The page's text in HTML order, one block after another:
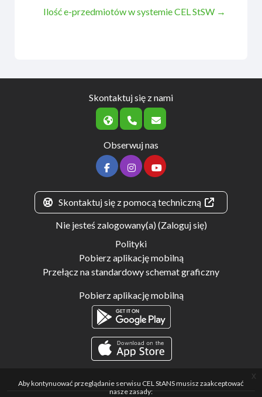
Aby kontynuować przeglądanie serwisu CEL StANS musisz zaakceptować
nasze zasady:
x
Ilość e-przedmiotów w systemie CEL StSW →
Skontaktuj się z nami
Obserwuj nas
Skontaktuj się z pomocą techniczną
Nie jesteś zalogowany(a) (Zaloguj się)
Polityki
Pobierz aplikację mobilną
Przełącz na standardowy schemat graficzny
Pobierz aplikację mobilną